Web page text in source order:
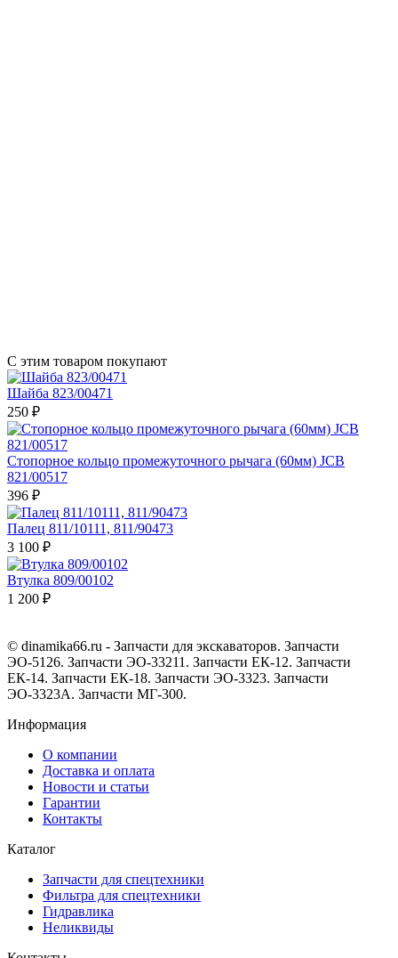
С этим товаром покупают
Шайба 823/00471
250 ₽
Стопорное кольцо промежуточного рычага (60мм) JCB
821/00517
396 ₽
Палец 811/10111, 811/90473
3 100 ₽
Втулка 809/00102
1 200 ₽
© dinamika66.ru - Запчасти для экскаваторов. Запчасти
ЭО-5126. Запчасти ЭО-33211. Запчасти ЕК-12. Запчасти
ЕК-14. Запчасти ЕК-18. Запчасти ЭО-3323. Запчасти
ЭО-3323А. Запчасти МГ-300.
Информация
О компании
Доставка и оплата
Новости и статьи
Гарантии
Контакты
Каталог
Запчасти для спецтехники
Фильтра для спецтехники
Гидравлика
Неликвиды